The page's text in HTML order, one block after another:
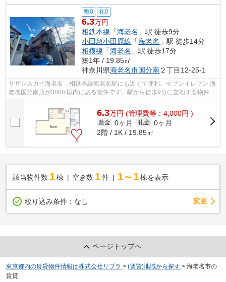
敷0 礼0
6.3万円
相鉄本線 「海老名 」駅 徒歩9分
小田急小田原線 「海老名 」駅 徒歩14分
相模線 「海老名 」駅 徒歩17分
築1年 / 19.85㎡
神奈川県海老名市国分南２丁目12-25-1
サザンスカイ海老名：相鉄本線海老名駅にも近くて便利。セブンイレブン 海
老名国分南店が388m以内にある物件です。駅から徒歩9分に立地する物件で
6.3万円 (管理費等：4,000円 )
敷金 0ヶ月 礼金 0ヶ月
2階 / 1K / 19.85㎡
該当物件数 1棟 空き数 1 件 1～1 棟を表示
絞り込み条件： なし 変更
ページトップへ
東京都内の賃貸物件情報は株式会社リブラ > (賃貸)地域から探す > 海老名市の
賃貸